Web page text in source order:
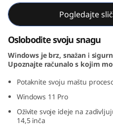
Pogledajte
Oslobodite svoju snagu
Windows je brz, snažan i
Upoznajte računalo s kojim
Potaknite svoju maštu
Windows 11 Pro
Oživite svoje ideje na
14,5 inča